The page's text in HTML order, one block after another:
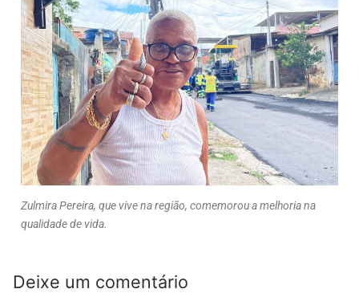
Zulmira Pereira, que vive na região, comemorou a melhoria na
qualidade de vida.
Deixe um comentário